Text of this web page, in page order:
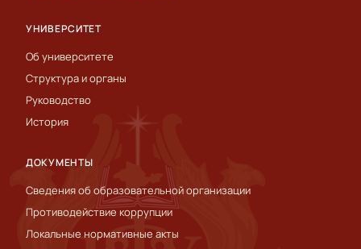
УНИВЕРСИТЕТ
Об университете
Структура и органы
Руководство
История
ДОКУМЕНТЫ
Сведения об образовательной организации
Противодействие коррупции
Локальные нормативные акты